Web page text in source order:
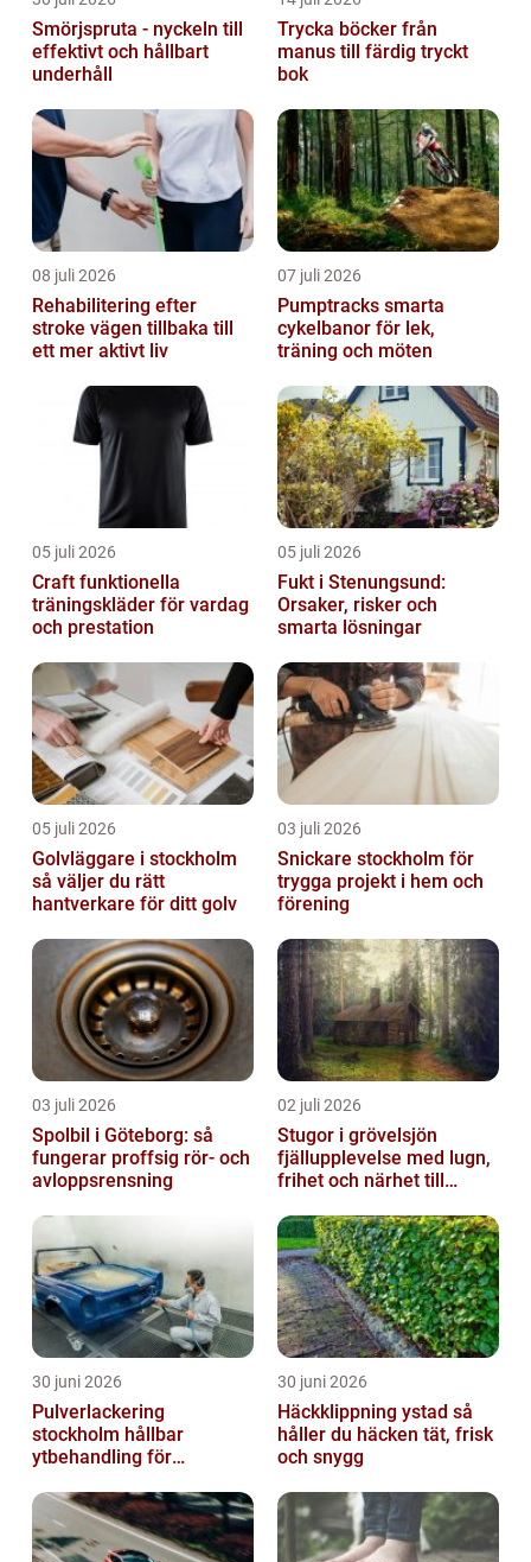
Smörjspruta - nyckeln till
effektivt och hållbart
underhåll
Trycka böcker från
manus till färdig tryckt
bok
08 juli 2026
Rehabilitering efter
stroke vägen tillbaka till
ett mer aktivt liv
07 juli 2026
Pumptracks smarta
cykelbanor för lek,
träning och möten
05 juli 2026
Craft funktionella
träningskläder för vardag
och prestation
05 juli 2026
Fukt i Stenungsund:
Orsaker, risker och
smarta lösningar
05 juli 2026
Golvläggare i stockholm
så väljer du rätt
hantverkare för ditt golv
03 juli 2026
Snickare stockholm för
trygga projekt i hem och
förening
03 juli 2026
Spolbil i Göteborg: så
fungerar proffsig rör- och
avloppsrensning
02 juli 2026
Stugor i grövelsjön
fjällupplevelse med lugn,
frihet och närhet till
30 juni 2026
Pulverlackering
stockholm hållbar
ytbehandling för
30 juni 2026
Häckklippning ystad så
håller du häcken tät, frisk
och snygg